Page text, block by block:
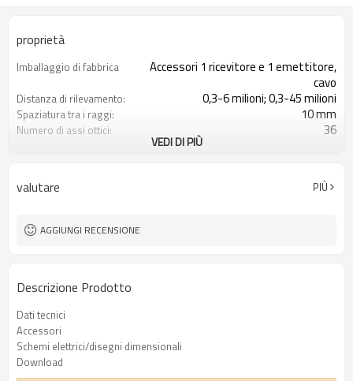
proprietà
Imballaggio di fabbrica
Accessori 1 ricevitore e 1 emettitore,
cavo
Distanza di rilevamento: 0,3-6 milioni; 0,3-45 milioni
Spaziatura tra i raggi: 10 mm
Numero di assi ottici: 36
Spina di interfaccia Dotato di connettore M16
Certificazione:
VEDI DI PIÙ
valutare PIÙ
AGGIUNGI RECENSIONE
Descrizione Prodotto
Dati tecnici
Accessori
Schemi elettrici/disegni dimensionali
Download